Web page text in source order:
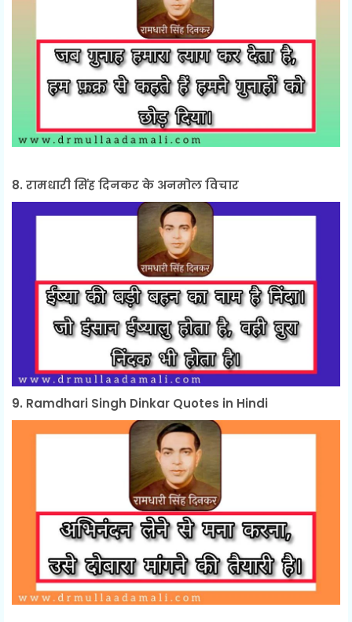
8. रामधारी सिंह दिनकर के अनमोल विचार
9. Ramdhari Singh Dinkar Quotes in Hindi